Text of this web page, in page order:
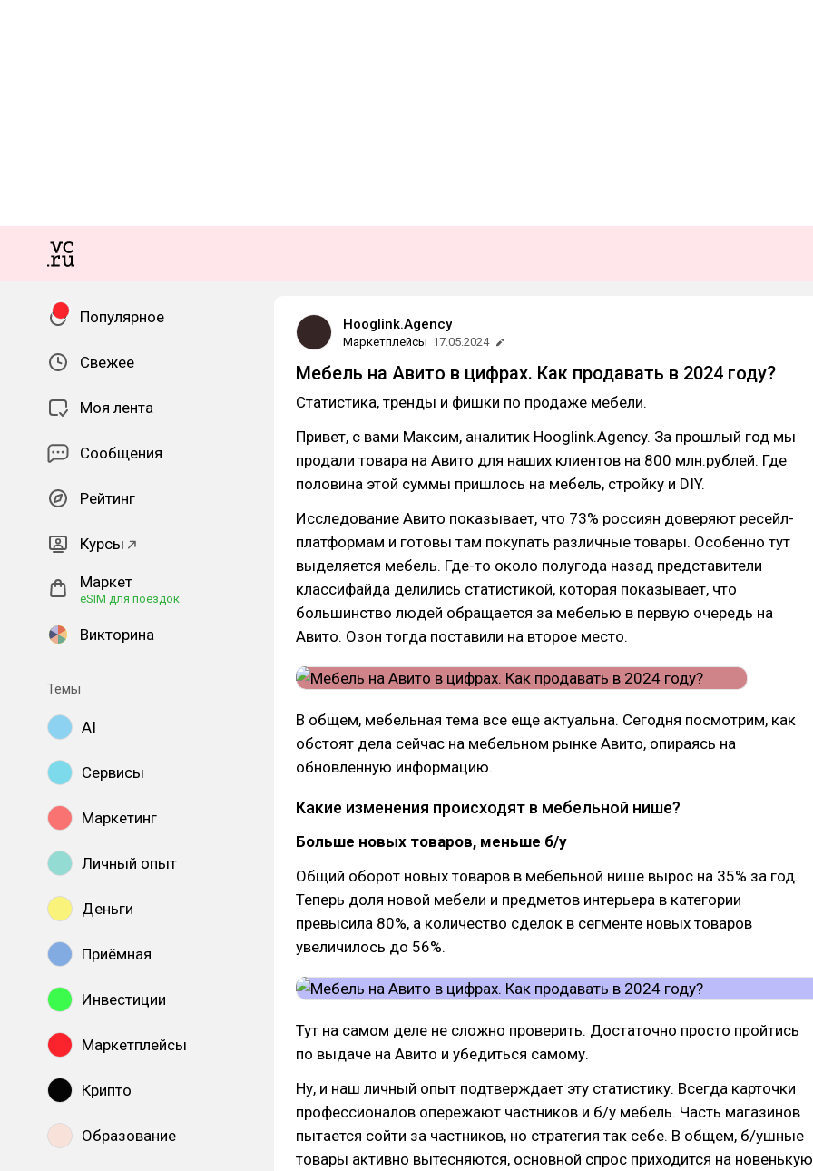
Популярное
Свежее
Моя лента
Сообщения
Рейтинг
Курсы
Маркет
eSIM для поездок
Викторина
Темы
AI
Сервисы
Маркетинг
Личный опыт
Деньги
Приёмная
Инвестиции
Маркетплейсы
Крипто
Образование
Hooglink.Agency
Маркетплейсы 17.05.2024
Мебель на Авито в цифрах. Как продавать в 2024 году?
Статистика, тренды и фишки по продаже мебели.
Привет, с вами Максим, аналитик Hooglink.Agency. За прошлый год мы
продали товара на Авито для наших клиентов на 800 млн.рублей. Где
половина этой суммы пришлось на мебель, стройку и DIY.
Исследование Авито показывает, что 73% россиян доверяют ресейл-
платформам и готовы там покупать различные товары. Особенно тут
выделяется мебель. Где-то около полугода назад представители
классифайда делились статистикой, которая показывает, что
большинство людей обращается за мебелью в первую очередь на
Авито. Озон тогда поставили на второе место.
В общем, мебельная тема все еще актуальна. Сегодня посмотрим, как
обстоят дела сейчас на мебельном рынке Авито, опираясь на
обновленную информацию.
Какие изменения происходят в мебельной нише?
Больше новых товаров, меньше б/у
Общий оборот новых товаров в мебельной нише вырос на 35% за год.
Теперь доля новой мебели и предметов интерьера в категории
превысила 80%, а количество сделок в сегменте новых товаров
увеличилось до 56%.
Тут на самом деле не сложно проверить. Достаточно просто пройтись
по выдаче на Авито и убедиться самому.
Ну, и наш личный опыт подтверждает эту статистику. Всегда карточки
профессионалов опережают частников и б/у мебель. Часть магазинов
пытается сойти за частников, но стратегия так себе. В общем, б/ушные
товары активно вытесняются, основной спрос приходится на новенькую